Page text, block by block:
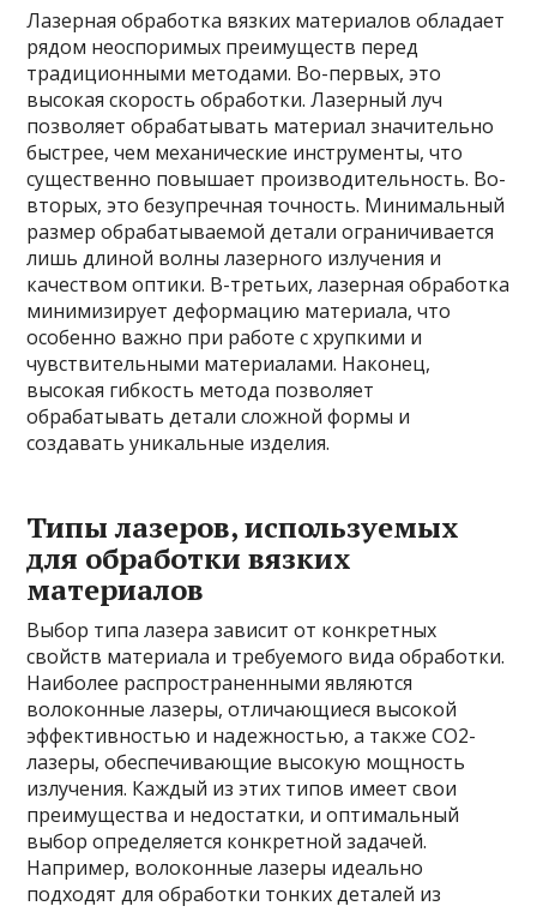
Лазерная обработка вязких материалов обладает
рядом неоспоримых преимуществ перед
традиционными методами. Во-первых, это
высокая скорость обработки. Лазерный луч
позволяет обрабатывать материал значительно
быстрее, чем механические инструменты, что
существенно повышает производительность. Во-
вторых, это безупречная точность. Минимальный
размер обрабатываемой детали ограничивается
лишь длиной волны лазерного излучения и
качеством оптики. В-третьих, лазерная обработка
минимизирует деформацию материала, что
особенно важно при работе с хрупкими и
чувствительными материалами. Наконец,
высокая гибкость метода позволяет
обрабатывать детали сложной формы и
создавать уникальные изделия.
Типы лазеров, используемых
для обработки вязких
материалов
Выбор типа лазера зависит от конкретных
свойств материала и требуемого вида обработки.
Наиболее распространенными являются
волоконные лазеры, отличающиеся высокой
эффективностью и надежностью, а также CO2-
лазеры, обеспечивающие высокую мощность
излучения. Каждый из этих типов имеет свои
преимущества и недостатки, и оптимальный
выбор определяется конкретной задачей.
Например, волоконные лазеры идеально
подходят для обработки тонких деталей из